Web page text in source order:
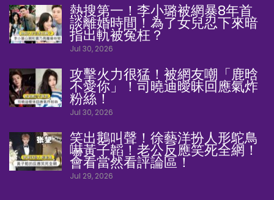
熱搜第一！李小璐被網暴8年首
談離婚時間！為了女兒忍下來暗
指出軌被冤枉？
Jul 30, 2026
攻擊火力很猛！被網友嘲「鹿晗
不愛你」！司曉迪曖昧回應氣炸
粉絲！
Jul 30, 2026
笑出鵝叫聲！徐藝洋扮人形鴕鳥
嚇黃子韜！老公反應笑死全網！
會看當然看評論區！
Jul 29, 2026